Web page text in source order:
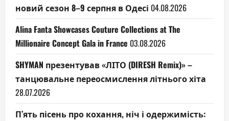
новий сезон 8–9 серпня в Одесі 04.08.2026
Alina Fanta Showcases Couture Collections at The
Millionaire Concept Gala in France 03.08.2026
SHYMAN презентував «ЛІТО (DIRESH Remix)» –
танцювальне переосмислення літнього хіта
28.07.2026
П’ять пісень про кохання, ніч і одержимість: